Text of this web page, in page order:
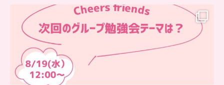
…
グループ勉強会